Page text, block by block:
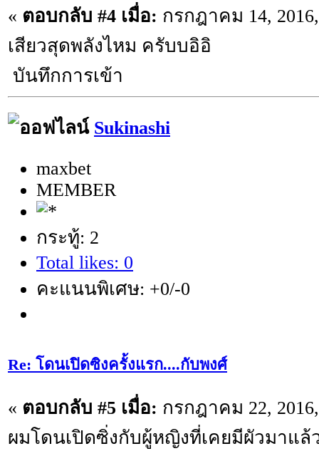
« ตอบกลับ #4 เมื่อ: กรกฎาคม 14,
เสียวสุดพลังไหม ครับบอิอิ
บันทึกการเข้า
Sukinashi
maxbet
MEMBER
กระทู้: 2
Total likes: 0
คะแนนพิเศษ: +0/-0
Re: โดนเปิดซิงครั้งแรก....กับพงศ์
« ตอบกลับ #5 เมื่อ: กรกฎาคม 22,
ผมโดนเปิดซิ่งกับผู้หญิงที่เคยมีผัวมาแล้